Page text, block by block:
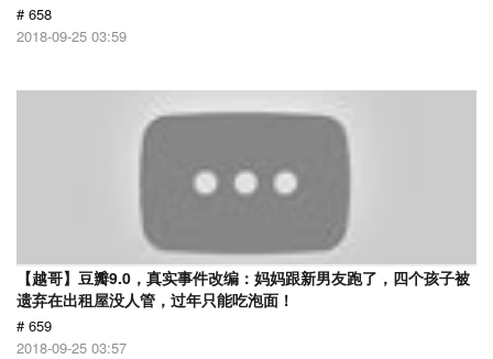
# 658
2018-09-25 03:59
【越哥】豆瓣9.0，真实事件改编：妈妈跟新男友跑了，四个孩子被
遗弃在出租屋没人管，过年只能吃泡面！
# 659
2018-09-25 03:57